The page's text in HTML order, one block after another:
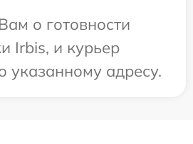
о готовности
Irbis, и курьер
указанному адресу.